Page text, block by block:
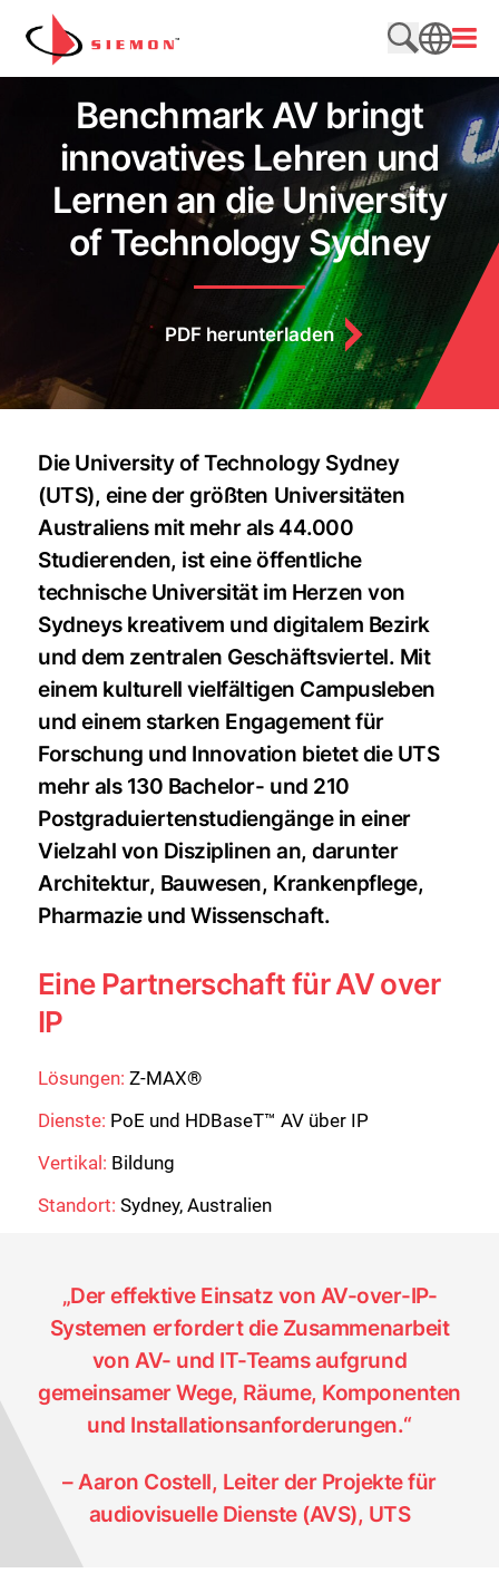
Direkt zum Inhalt wechseln
Website
SEARCH
Benchmark AV bringt
innovatives Lehren und
Lernen an die University
of Technology Sydney
PDF herunterladen
Die University of Technology Sydney
(UTS), eine der größten Universitäten
Australiens mit mehr als 44.000
Studierenden, ist eine öffentliche
technische Universität im Herzen von
Sydneys kreativem und digitalem Bezirk
und dem zentralen Geschäftsviertel. Mit
einem kulturell vielfältigen Campusleben
und einem starken Engagement für
Forschung und Innovation bietet die UTS
mehr als 130 Bachelor- und 210
Postgraduiertenstudiengänge in einer
Vielzahl von Disziplinen an, darunter
Architektur, Bauwesen, Krankenpflege,
Pharmazie und Wissenschaft.
Eine Partnerschaft für AV over
IP
Lösungen: Z-MAX®
Dienste: PoE und HDBaseT™ AV über IP
Vertikal: Bildung
Standort: Sydney, Australien
„Der effektive Einsatz von AV-over-IP-
Systemen erfordert die Zusammenarbeit
von AV- und IT-Teams aufgrund
gemeinsamer Wege, Räume, Komponenten
und Installationsanforderungen.“
– Aaron Costell, Leiter der Projekte für
audiovisuelle Dienste (AVS), UTS